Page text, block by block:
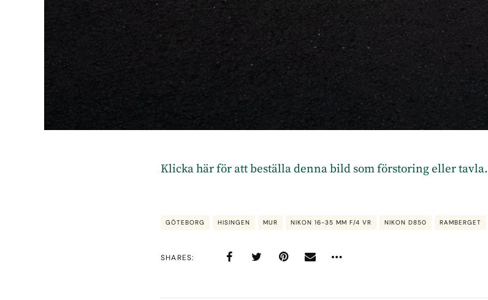
Klicka här för att beställa denna bild som förstoring eller tavla.
GÖTEBORG HISINGEN MUR NIKON 16-35 MM F/4 VR NIKON D850 RAMBERGET
SHARES